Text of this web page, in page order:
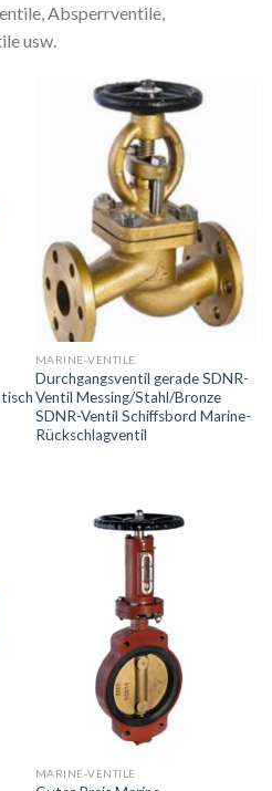
Absperrventile,
usw.
MARINE-VENTILE
Durchgangsventil gerade SDNR-
Ventil Messing/Stahl/Bronze
SDNR-Ventil Schiffsbord Marine-
Rückschlagventil
MARINE-VENTILE